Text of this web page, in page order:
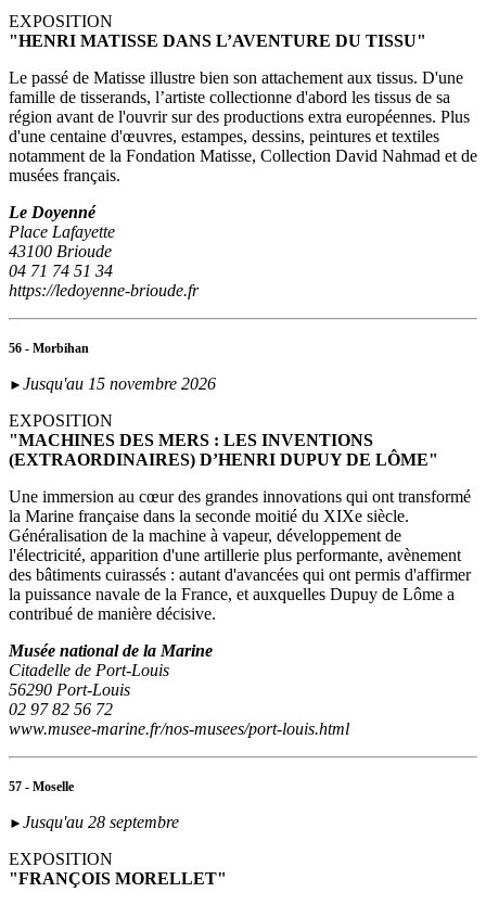
EXPOSITION
"HENRI MATISSE DANS L’AVENTURE DU TISSU"
Le passé de Matisse illustre bien son attachement aux tissus. D'une
famille de tisserands, l’artiste collectionne d'abord les tissus de sa
région avant de l'ouvrir sur des productions extra européennes. Plus
d'une centaine d'œuvres, estampes, dessins, peintures et textiles
notamment de la Fondation Matisse, Collection David Nahmad et de
musées français.
Le Doyenné
Place Lafayette
43100 Brioude
04 71 74 51 34
https://ledoyenne-brioude.fr
56 - Morbihan
► Jusqu'au 15 novembre 2026
EXPOSITION
"MACHINES DES MERS : LES INVENTIONS
(EXTRAORDINAIRES) D’HENRI DUPUY DE LÔME"
Une immersion au cœur des grandes innovations qui ont transformé
la Marine française dans la seconde moitié du XIXe siècle.
Généralisation de la machine à vapeur, développement de
l'électricité, apparition d'une artillerie plus performante, avènement
des bâtiments cuirassés : autant d'avancées qui ont permis d'affirmer
la puissance navale de la France, et auxquelles Dupuy de Lôme a
contribué de manière décisive.
Musée national de la Marine
Citadelle de Port-Louis
56290 Port-Louis
02 97 82 56 72
www.musee-marine.fr/nos-musees/port-louis.html
57 - Moselle
► Jusqu'au 28 septembre
EXPOSITION
"FRANÇOIS MORELLET"